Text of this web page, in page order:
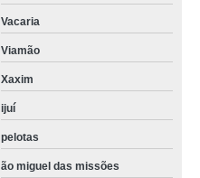
Vacaria
Viamão
Xaxim
ijuí
pelotas
ão miguel das missões